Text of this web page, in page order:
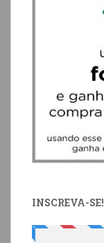
INSCREVA-SE!